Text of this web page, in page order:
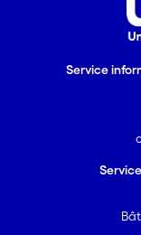
Service